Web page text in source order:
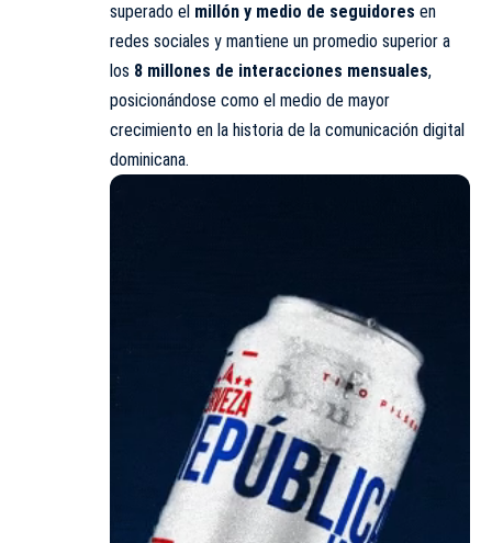
superado el millón y medio de seguidores en
redes sociales y mantiene un promedio superior a
los 8 millones de interacciones mensuales,
posicionándose como el medio de mayor
crecimiento en la historia de la comunicación digital
dominicana.